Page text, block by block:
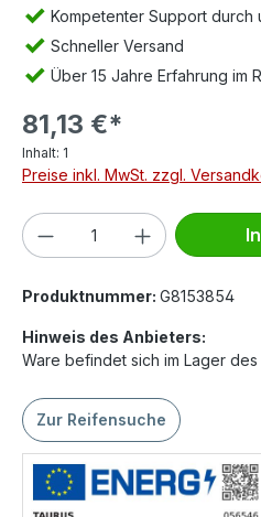
Kompetenter Support durch
Schneller Versand
Über 15 Jahre Erfahrung im
81,13 €*
Inhalt: 1
Preise inkl. MwSt. zzgl.
Produkt Anzahl:
Produktnummer: G8153854
Hinweis des Anbieters:
Ware befindet sich im Lager
Zur Reifensuche